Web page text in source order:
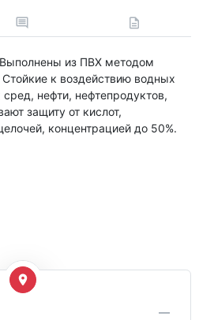
из ПВХ методом
Стойкие к воздействию водных
нефти, нефтепродуктов,
защиту от кислот,
концентрацией до 50%.